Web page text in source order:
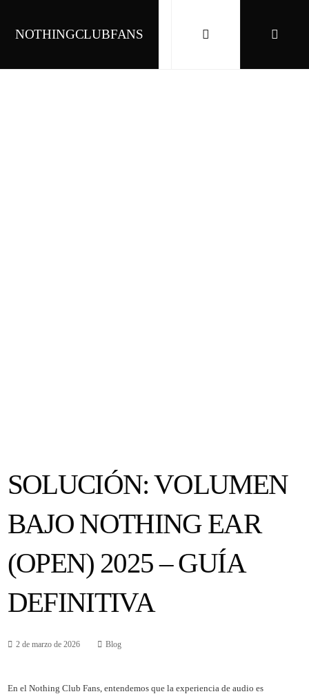
NOTHINGCLUBFANS
SOLUCIÓN: VOLUMEN
BAJO NOTHING EAR
(OPEN) 2025 – GUÍA
DEFINITIVA
2 de marzo de 2026 Blog
En el Nothing Club Fans, entendemos que la experiencia de audio es